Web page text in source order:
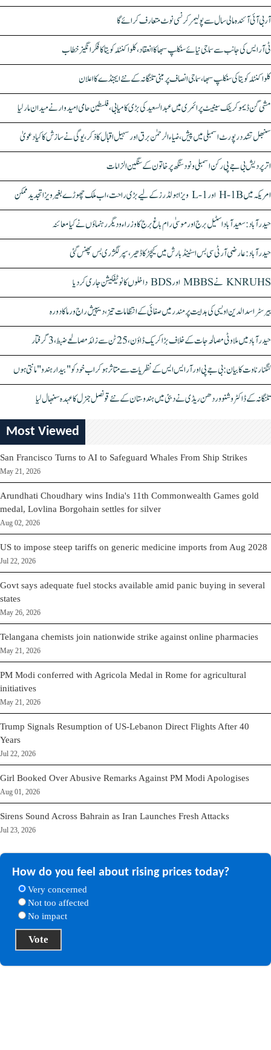
آر بی آئی آئندہ مالی سال سے پولیمر کرنسی نوٹ متعارف کرائے گا
ٹی آر ایس کی جانب سے سماجی نیائے سنکلپ سبھا کا انعقاد، کلواکنٹلہ کویتا کا فکر انگیز خطاب
کلواکنٹلہ کویتا کی سنکلپ سبھا، سماجی انصاف پر مبنی تلنگانہ کے نئے ایجنڈے کا اعلان
مشی گن ڈیموکریٹک سینیٹ پرائمری میں عبدالسعید کی بڑی کامیابی، فلسطین حامی امیدوار نے میدان مار لیا
سنبھل تشدد رپورٹ اسمبلی میں پیش، ضیاء الرحمٰن برق اور سہیل اقبال کا ذکر، یوگی نے سازش کا کیا دعویٰ
اتر پردیش بی جے پی رکن اسمبلی ونود سنگھ پر خاتون کے سنگین الزامات
امریکہ میں H-1B اور L-1 ویزا ہولڈرز کے لیے بڑی راحت، اب ملک چھوڑے بغیر ویزا تجدید ممکن
حیدرآباد: سعیدآباد اسٹیل برج اور موسیٰ رام باغ برج کا وزراء و دیگر رہنماؤں نے کیا معائنہ
حیدرآباد: عارضی آر ٹی سی بس اسٹینڈ بارش میں کیچڑ کا ڈھیر، سپر لگژری بس پھنس گئی
KNRUHS نے MBBS اور BDS داخلوں کا نوٹیفکیشن جاری کر دیا
بیرسٹر اسدالدین اویسی کی ہدایت پر مندر میں صفائی کے انتظامات تیز، دیپیش راج ورما کا دورہ
حیدرآباد میں ملاوٹی مصالحہ جات کے خلاف بڑا کریک ڈاؤن، 25 ٹن سے زائد مصالحے ضبط، 3 گرفتار
کنگنا رناوت کا بیان: بی جے پی اور آر ایس ایس کے نظریات سے متاثر ہو کر اب خود کو "بیدار ہندو" مانتی ہوں
تلنگانہ کے ڈاکٹر وشنو وردھن ریڈی نے دبئی میں ہندوستان کے نئے قونصل جنرل کا عہدہ سنبھال لیا
Most Viewed
San Francisco Turns to AI to Safeguard Whales From Ship Strikes
May 21, 2026
Arundhati Choudhary wins India's 11th Commonwealth Games gold
medal, Lovlina Borgohain settles for silver
Aug 02, 2026
US to impose steep tariffs on generic medicine imports from Aug 2028
Jul 22, 2026
Govt says adequate fuel stocks available amid panic buying in several
states
May 26, 2026
Telangana chemists join nationwide strike against online pharmacies
May 21, 2026
PM Modi conferred with Agricola Medal in Rome for agricultural
initiatives
May 21, 2026
Trump Signals Resumption of US-Lebanon Direct Flights After 40
Years
Jul 22, 2026
Girl Booked Over Abusive Remarks Against PM Modi Apologises
Aug 01, 2026
Sirens Sound Across Bahrain as Iran Launches Fresh Attacks
Jul 23, 2026
How do you feel about rising prices today?
Very concerned
Not too affected
No impact